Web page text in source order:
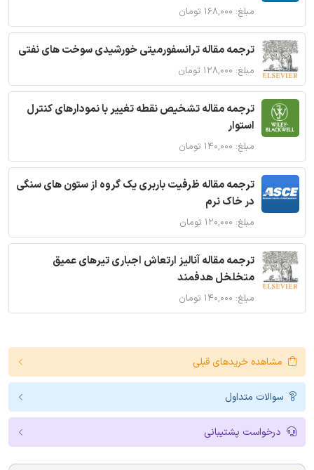
مبلغ: ۱۶۸,۰۰۰ تومان
ترجمه مقاله ترانسفورمیتی خورشیدی سوخت های نفتی
مبلغ: ۱۲۸,۰۰۰ تومان
ترجمه مقاله تشخیص نقطه تغییر با نمودارهای کنترل
استوار
مبلغ: ۱۴۰,۰۰۰ تومان
ترجمه مقاله ظرفیت باربری یک گروه از ستون های سنگی
در خاک نرم
مبلغ: ۱۲۰,۰۰۰ تومان
ترجمه مقاله آنالیز ارتعاش اجباری تیرهای عمیق
متخلخل هدفمند
مبلغ: ۱۴۰,۰۰۰ تومان
مشاهده خریدهای قبلی
سوالات متداول
درخواست پشتیبانی